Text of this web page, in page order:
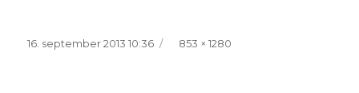
Postitatud
16. september 2013 10:36 Täissuurus
853 × 1280